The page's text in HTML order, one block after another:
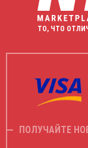
ТО, ЧТО
ПОЛУЧАЙТЕ